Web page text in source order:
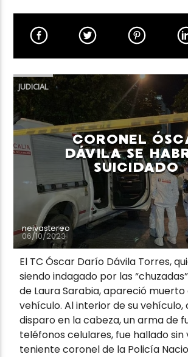
CANCIÓN ACTUAL
TÍTULO
ARTISTA
Neiva Estereo
JUDICIAL
CORONEL
DÁVILA SE
SUICIDADO
neivastereo
06/10/2023
El TC Óscar Darío Dávila Torres,
siendo indagado por las
de Laura Sarabia, apareció muerto
vehículo. Al interior de su vehículo,
disparo en la cabeza, un arma de
teléfonos celulares, fue hallado sin
teniente coronel de la Policía